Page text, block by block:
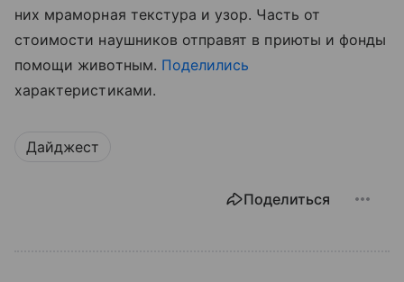
них мраморная текстура и узор. Часть от
стоимости наушников отправят в приюты и фонды
помощи животным. Поделились
характеристиками.
Дайджест
Поделиться